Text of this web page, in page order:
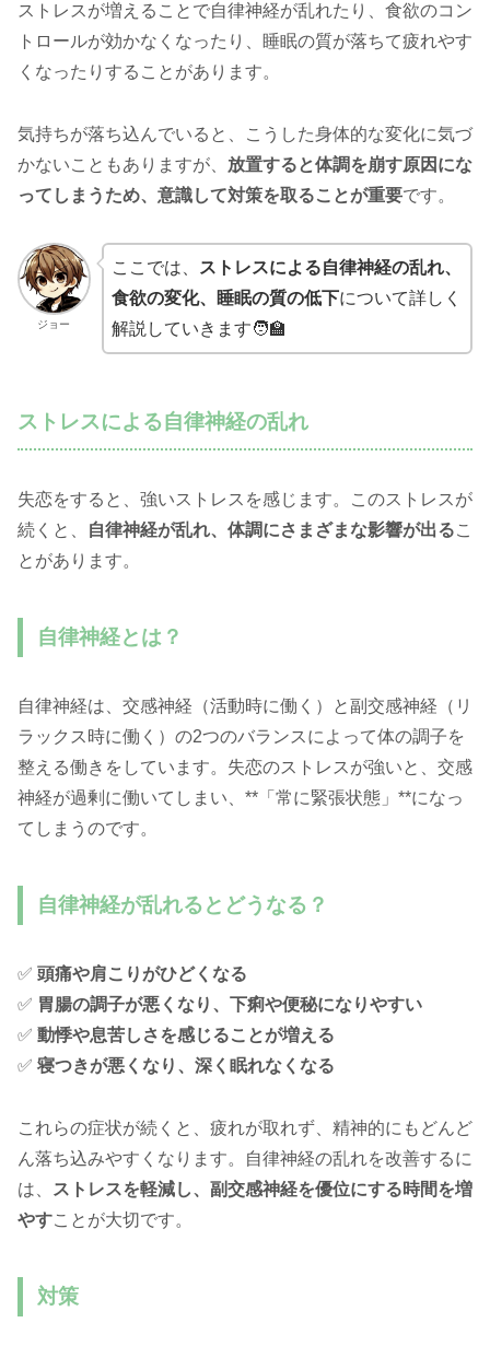
ストレスが増えることで自律神経が乱れたり、食欲のコン
トロールが効かなくなったり、睡眠の質が落ちて疲れやす
くなったりすることがあります。
気持ちが落ち込んでいると、こうした身体的な変化に気づ
かないこともありますが、 放置すると体調を崩す原因にな
ってしまうため、意識して対策を取ることが重要です。
ジョー
ここでは、
ストレスによる自律神経の乱れ、
食欲の変化、睡眠の質の低下について詳しく
解説していきます🧑‍🏫
ストレスによる自律神経の乱れ
失恋をすると、強いストレスを感じます。このストレスが
続くと、
自律神経が乱れ、体調にさまざまな影響が出るこ
とがあります。
自律神経とは？
自律神経は、交感神経（活動時に働く）と副交感神経（リ
ラックス時に働く）の2つのバランスによって体の調子を
整える働きをしています。失恋のストレスが強いと、交感
神経が過剰に働いてしまい、**「常に緊張状態」**になっ
てしまうのです。
自律神経が乱れるとどうなる？
✅ 頭痛や肩こりがひどくなる
✅ 胃腸の調子が悪くなり、下痢や便秘になりやすい
✅ 動悸や息苦しさを感じることが増える
✅ 寝つきが悪くなり、深く眠れなくなる
これらの症状が続くと、疲れが取れず、精神的にもどんど
ん落ち込みやすくなります。自律神経の乱れを改善するに
は、
ストレスを軽減し、副交感神経を優位にする時間を増
やすことが大切です。
対策